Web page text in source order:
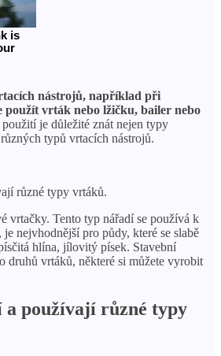
nástrojů, například při
použít vrták nebo lžičku, bailer nebo
je důležité znát nejen typy
typů vrtacích nástrojů.
různé typy vrtáků.
vrtačky. Tento typ nářadí se používá k
nejvhodnější pro půdy, které se slabě
hlína, jílovitý písek. Stavební
druhů vrtáků, některé si můžete vyrobit
a používají různé typy